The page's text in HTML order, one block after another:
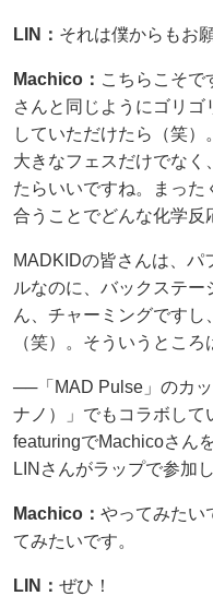
LIN： それは僕からもお
Machico： こちらこそで
さんと同じようにゴリ
していただけたら（笑）
大きなフェスだけでな
たらいいですね。まった
合うことでどんな化学反
MADKIDの皆さんは、パ
ルなのに、バックステー
ん、チャーミングですし
（笑）。そういうところ
──「MAD Pulse」のカ
ナノ）」でもコラボして
featuringでMachicoさん
LINさんがラップで参加
Machico： やってみた
てみたいです。
LIN： ぜひ！